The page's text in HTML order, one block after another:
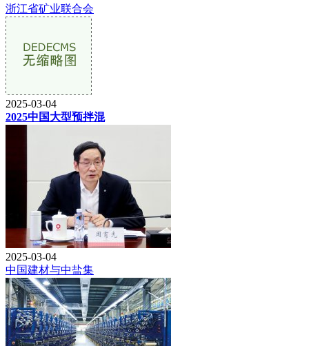
浙江省矿业联合会
2025-03-04
2025中国大型预拌混
2025-03-04
中国建材与中盐集